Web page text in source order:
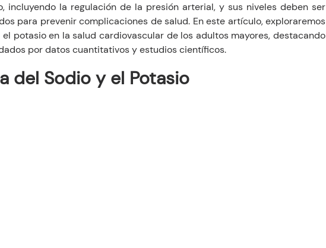
incluyendo la regulación de la presión arterial, y sus niveles deben ser
para prevenir complicaciones de salud. En este artículo, exploraremos
potasio en la salud cardiovascular de los adultos mayores, destacando
por datos cuantitativos y estudios científicos.
del Sodio y el Potasio